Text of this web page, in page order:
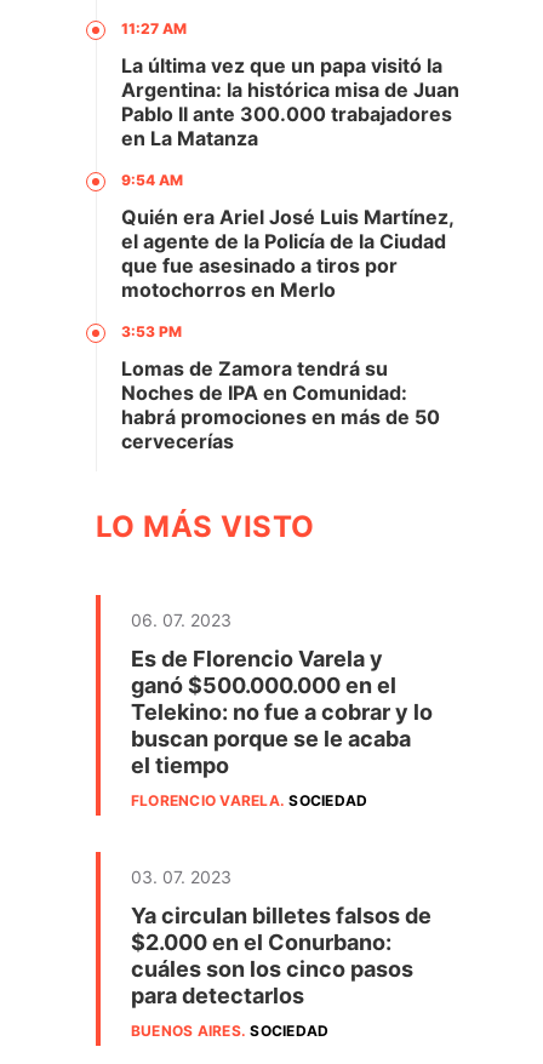
11:27 AM
La última vez que un papa visitó la
Argentina: la histórica misa de Juan
Pablo II ante 300.000 trabajadores
en La Matanza
9:54 AM
Quién era Ariel José Luis Martínez,
el agente de la Policía de la Ciudad
que fue asesinado a tiros por
motochorros en Merlo
3:53 PM
Lomas de Zamora tendrá su
Noches de IPA en Comunidad:
habrá promociones en más de 50
cervecerías
LO MÁS VISTO
06. 07. 2023
Es de Florencio Varela y
ganó $500.000.000 en el
Telekino: no fue a cobrar y lo
buscan porque se le acaba
el tiempo
FLORENCIO VARELA.SOCIEDAD
03. 07. 2023
Ya circulan billetes falsos de
$2.000 en el Conurbano:
cuáles son los cinco pasos
para detectarlos
BUENOS AIRES.SOCIEDAD